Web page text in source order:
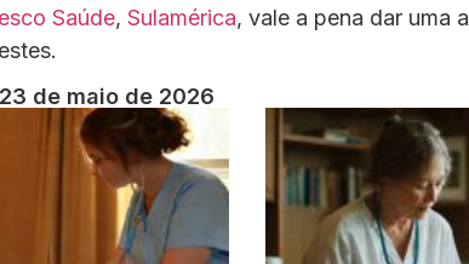
Saúde, Sulamérica, vale a pena dar uma
de maio de 2026